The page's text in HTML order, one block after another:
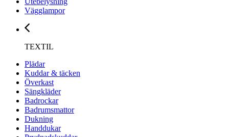
Vägglampor
TEXTIL
Plädar
Kuddar & täcken
Överkast
Sängkläder
Badrockar
Badrumsmattor
Dukning
Handdukar